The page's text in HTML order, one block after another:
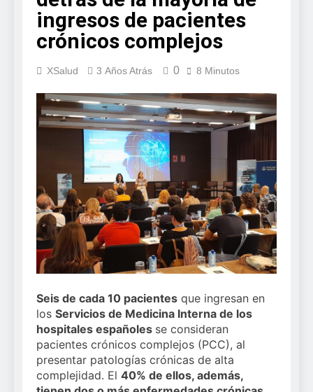
y modernización para el
SNS
llega al verano: por qué
el magnesio es clave
para el bienestar
muscular del deportista
2 Semanas Atrás
Sanidad publica el
primer análisis
nacional sobre la
situación de las TCAE
3 Semanas Atrás
ingresos de pacientes
crónicos complejos
XSalud 3 Años Atrás 0 8 Minutos
Seis de cada 10 pacientes que ingresan en
los Servicios de Medicina Interna de los
hospitales españoles se consideran
pacientes crónicos complejos (PCC), al
presentar patologías crónicas de alta
complejidad. El 40% de ellos, además,